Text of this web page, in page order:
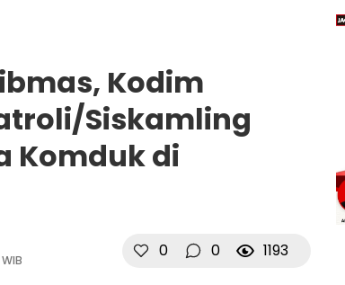
Kodim
Siskamling
Komduk di
0 0 1193